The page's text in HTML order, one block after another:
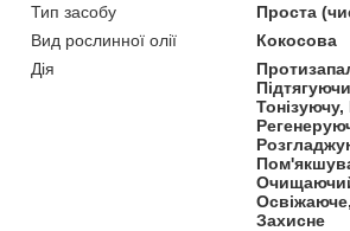
Тип засобу
Проста
Вид рослинної олії
Кокосова
Дія
Захисне